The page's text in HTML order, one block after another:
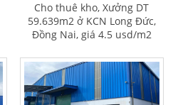
Cho thuê kho, Xưởng DT
59.639m2 ở KCN Long Đức,
Đồng Nai, giá 4.5 usd/m2